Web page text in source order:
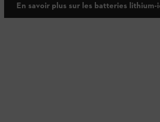
En savoir plus sur les batteries lithium-